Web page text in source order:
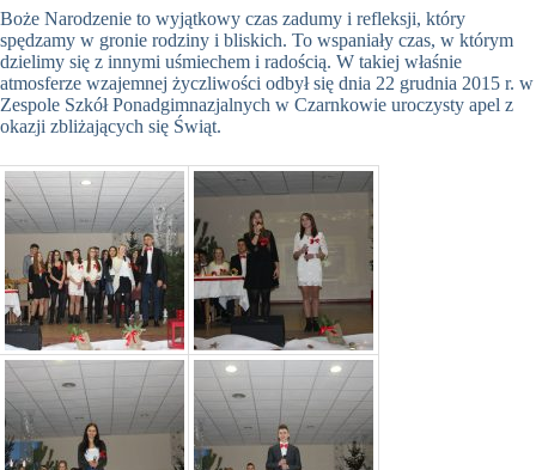
Boże Narodzenie to wyjątkowy czas zadumy i refleksji, który
spędzamy w gronie rodziny i bliskich. To wspaniały czas, w którym
dzielimy się z innymi uśmiechem i radością. W takiej właśnie
atmosferze wzajemnej życzliwości odbył się dnia 22 grudnia 2015 r. w
Zespole Szkół Ponadgimnazjalnych w Czarnkowie uroczysty apel z
okazji zbliżających się Świąt.